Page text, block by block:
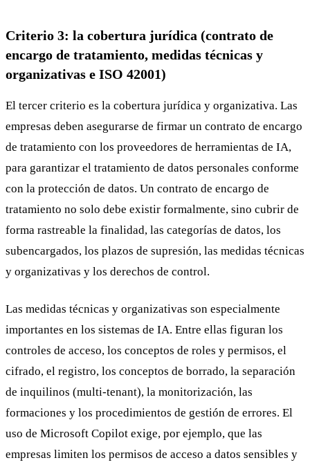
Criterio 3: la cobertura jurídica (contrato de
encargo de tratamiento, medidas técnicas y
organizativas e ISO 42001)
El tercer criterio es la cobertura jurídica y organizativa. Las
empresas deben asegurarse de firmar un contrato de encargo
de tratamiento con los proveedores de herramientas de IA,
para garantizar el tratamiento de datos personales conforme
con la protección de datos. Un contrato de encargo de
tratamiento no solo debe existir formalmente, sino cubrir de
forma rastreable la finalidad, las categorías de datos, los
subencargados, los plazos de supresión, las medidas técnicas
y organizativas y los derechos de control.
Las medidas técnicas y organizativas son especialmente
importantes en los sistemas de IA. Entre ellas figuran los
controles de acceso, los conceptos de roles y permisos, el
cifrado, el registro, los conceptos de borrado, la separación
de inquilinos (multi-tenant), la monitorización, las
formaciones y los procedimientos de gestión de errores. El
uso de Microsoft Copilot exige, por ejemplo, que las
empresas limiten los permisos de acceso a datos sensibles y